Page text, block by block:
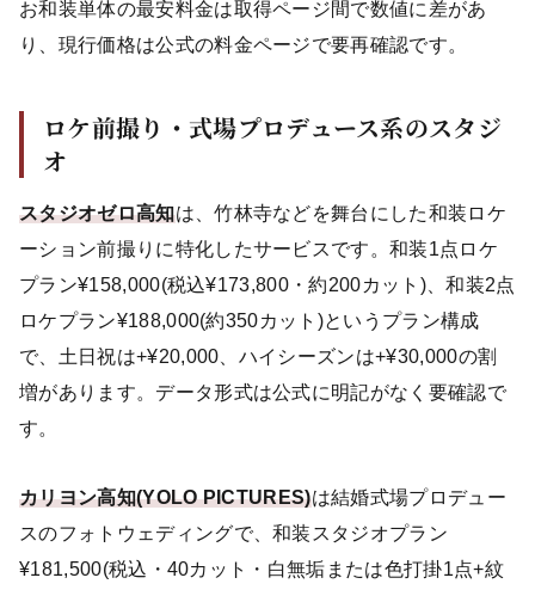
お和装単体の最安料金は取得ページ間で数値に差があ
り、現行価格は公式の料金ページで要再確認です。
ロケ前撮り・式場プロデュース系のスタジ
オ
スタジオゼロ高知は、竹林寺などを舞台にした和装ロケ
ーション前撮りに特化したサービスです。和装1点ロケ
プラン¥158,000(税込¥173,800・約200カット)、和装2点
ロケプラン¥188,000(約350カット)というプラン構成
で、土日祝は+¥20,000、ハイシーズンは+¥30,000の割
増があります。データ形式は公式に明記がなく要確認で
す。
カリヨン高知(YOLO PICTURES)は結婚式場プロデュー
スのフォトウェディングで、和装スタジオプラン
¥181,500(税込・40カット・白無垢または色打掛1点+紋